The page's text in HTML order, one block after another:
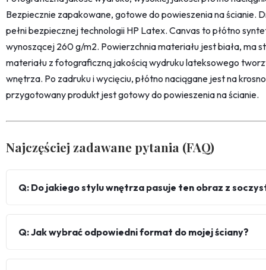
Bezpiecznie zapakowane, gotowe do powieszenia na ścianie.
pełni bezpiecznej technologii HP Latex. Canvas to płótno
wynoszącej 260 g/m2. Powierzchnia materiału jest biała, ma
materiału z fotograficzną jakością wydruku lateksowego
wnętrza. Po zadruku i wycięciu, płótno naciągane jest na
przygotowany produkt jest gotowy do powieszenia na ścianie.
Najczęściej zadawane pytania (FAQ)
Q: Do jakiego stylu wnętrza pasuje ten obraz z
Q: Jak wybrać odpowiedni format do mojej ściany?